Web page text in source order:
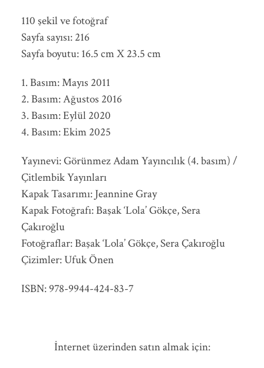
110 şekil ve fotoğraf
Sayfa sayısı: 216
Sayfa boyutu: 16.5 cm X 23.5 cm
1. Basım: Mayıs 2011
2. Basım: Ağustos 2016
3. Basım: Eylül 2020
4. Basım: Ekim 2025
Yayınevi: Görünmez Adam Yayıncılık (4. basım) /
Çitlembik Yayınları
Kapak Tasarımı: Jeannine Gray
Kapak Fotoğrafı: Başak ‘Lola’ Gökçe, Sera
Çakıroğlu
Fotoğraflar: Başak ‘Lola’ Gökçe, Sera Çakıroğlu
Çizimler: Ufuk Önen
ISBN: 978-9944-424-83-7
İnternet üzerinden satın almak için: